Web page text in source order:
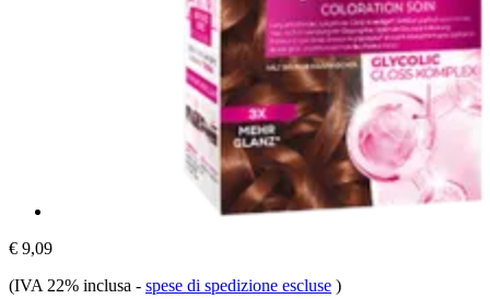
€ 9,09
(IVA 22% inclusa - spese di spedizione escluse )